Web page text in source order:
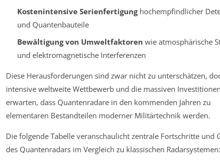
Kostenintensive Serienfertigunghochempfindlicher
und Quantenbauteile
Bewältigung von Umweltfaktoren wie atmosphärische
und elektromagnetische Interferenzen
Diese Herausforderungen sind zwar nicht zu unterschätzen,
intensive weltweite Wettbewerb und die massiven
erwarten, dass Quantenradare in den kommenden Jahren zu
elementaren Bestandteilen moderner Militärtechnik werden.
Die folgende Tabelle veranschaulicht zentrale Fortschritte und
des Quantenradars im Vergleich zu klassischen Radarsystemen: